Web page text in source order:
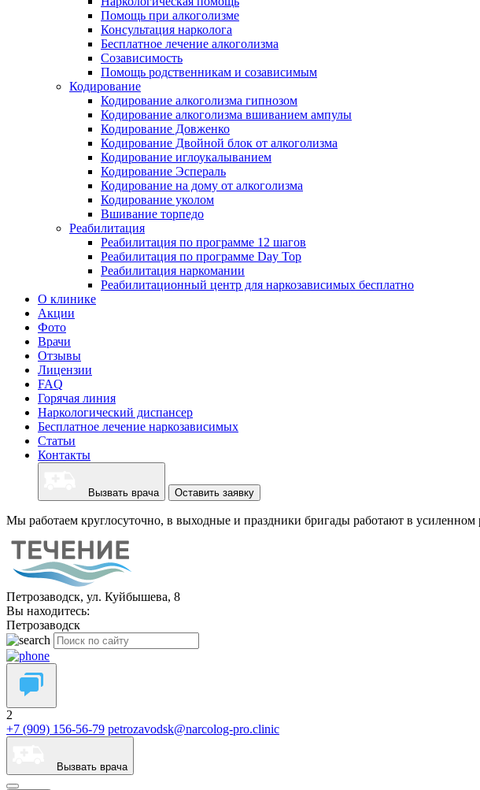
Помощь при алкоголизме
Консультация нарколога
Бесплатное лечение алкоголизма
Созависимость
Помощь родственникам и созависимым
Кодирование
Кодирование алкоголизма гипнозом
Кодирование алкоголизма вшиванием ампулы
Кодирование Довженко
Кодирование Двойной блок от алкоголизма
Кодирование иглоукалыванием
Кодирование Эспераль
Кодирование на дому от алкоголизма
Кодирование уколом
Вшивание торпедо
Реабилитация
Реабилитация по программе 12 шагов
Реабилитация по программе Day Top
Реабилитация наркомании
Реабилитационный центр для наркозависимых бесплатно
О клинике
Акции
Фото
Врачи
Отзывы
Лицензии
FAQ
Горячая линия
Наркологический диспансер
Бесплатное лечение наркозависимых
Статьи
Контакты
Вызвать врача Оставить заявку
Мы работаем круглосуточно, в выходные и праздники бригады работают в
Петрозаводск, ул. Куйбышева, 8
Вы находитесь:
Петрозаводск
2
+7 (909) 156-56-79 petrozavodsk@narcolog-pro.clinic
Вызвать врача